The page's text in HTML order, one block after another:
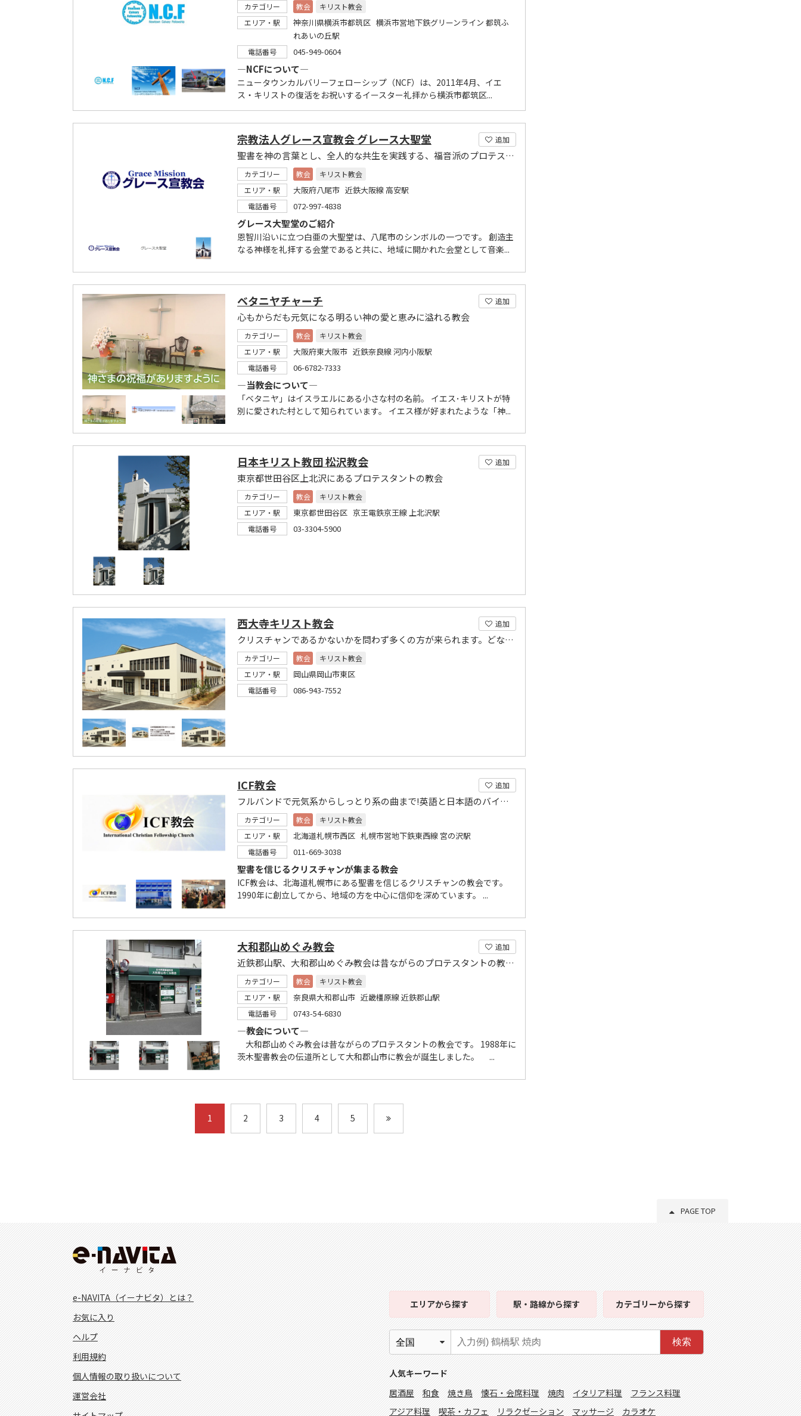
カテゴリー 教会
キリスト教会
エリア・駅
神奈川県横浜市都筑区 横浜市営地下鉄グリーンライン 都筑ふ
れあいの丘駅
電話番号 045-949-0604
―NCFについて―
ニュータウンカルバリーフェローシップ（NCF）は、2011年4月、イエ
ス・キリストの復活をお祝いするイースター礼拝から横浜市都筑区...
追加
宗教法人グレース宣教会 グレース大聖堂
聖書を神の言葉とし、全人的な共生を実践する、福音派のプロテスタント教会
カテゴリー 教会
キリスト教会
エリア・駅
大阪府八尾市 近鉄大阪線 高安駅
電話番号 072-997-4838
グレース大聖堂のご紹介
恩智川沿いに立つ白亜の大聖堂は、八尾市のシンボルの一つです。 創造主
なる神様を礼拝する会堂であると共に、地域に開かれた会堂として音楽...
追加
ベタニヤチャーチ
心もからだも元気になる明るい神の愛と恵みに溢れる教会
カテゴリー 教会
キリスト教会
エリア・駅
大阪府東大阪市 近鉄奈良線 河内小阪駅
電話番号 06-6782-7333
―当教会について―
「ベタニヤ」はイスラエルにある小さな村の名前。 イエス･キリストが特
別に愛された村として知られています。 イエス様が好まれたような「神...
追加
日本キリスト教団 松沢教会
東京都世田谷区上北沢にあるプロテスタントの教会
カテゴリー 教会
キリスト教会
エリア・駅
東京都世田谷区 京王電鉄京王線 上北沢駅
電話番号 03-3304-5900
追加
西大寺キリスト教会
クリスチャンであるかないかを問わず多くの方が来られます。どなたでも安心してお越し下さい。
カテゴリー 教会
キリスト教会
エリア・駅
岡山県岡山市東区
電話番号 086-943-7552
追加
ICF教会
フルバンドで元気系からしっとり系の曲まで!英語と日本語のバイリンガル
カテゴリー 教会
キリスト教会
エリア・駅
北海道札幌市西区 札幌市営地下鉄東西線 宮の沢駅
電話番号 011-669-3038
聖書を信じるクリスチャンが集まる教会
ICF教会は、北海道札幌市にある聖書を信じるクリスチャンの教会です。
1990年に創立してから、地域の方を中心に信仰を深めています。 ...
追加
大和郡山めぐみ教会
近鉄郡山駅、大和郡山めぐみ教会は昔ながらのプロテスタントの教会です。
カテゴリー 教会
キリスト教会
エリア・駅
奈良県大和郡山市 近畿橿原線 近鉄郡山駅
電話番号 0743-54-6830
―教会について―
大和郡山めぐみ教会は昔ながらのプロテスタントの教会です。 1988年に
茨木聖書教会の伝道所として大和郡山市に教会が誕生しました。 ...
1 2 3 4 5
PAGE TOP
e-NAVITA（イーナビタ）とは？
お気に入り
ヘルプ
利用規約
個人情報の取り扱いについて
運営会社
エリアから探す 駅・路線から探す カテゴリーから探す
検索
人気キーワード
居酒屋
和食 焼き鳥 懐石・会席料理 焼肉 イタリア料理
フランス料理
アジア料理
喫茶・カフェ リラクゼーション マッサージ カラオケ